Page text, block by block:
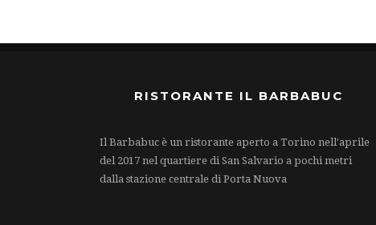
RISTORANTE IL BARBABUC
Il Barbabuc è un ristorante aperto a Torino nell'aprile
del 2017 nel quartiere di San Salvario a pochi metri
dalla stazione centrale di Porta Nuova